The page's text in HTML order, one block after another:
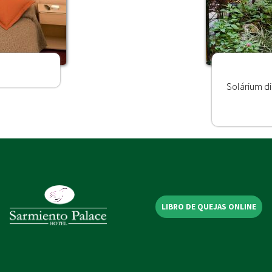
Solárium
LIBRO DE QUEJAS ONLINE